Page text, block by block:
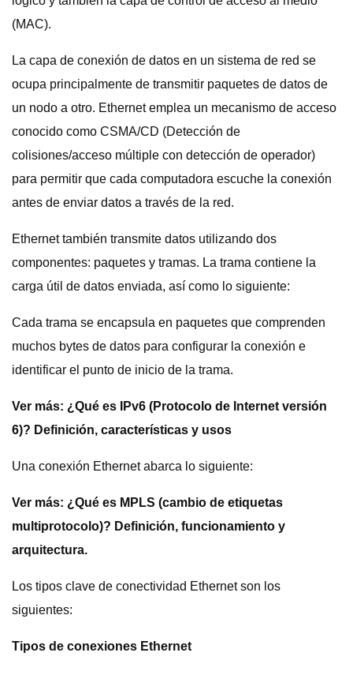
(MAC).
La capa de conexión de datos en un sistema de red se
ocupa principalmente de transmitir paquetes de datos de
un nodo a otro. Ethernet emplea un mecanismo de acceso
conocido como CSMA/CD (Detección de
colisiones/acceso múltiple con detección de operador)
para permitir que cada computadora escuche la conexión
antes de enviar datos a través de la red.
Ethernet también transmite datos utilizando dos
componentes: paquetes y tramas. La trama contiene la
carga útil de datos enviada, así como lo siguiente:
Cada trama se encapsula en paquetes que comprenden
muchos bytes de datos para configurar la conexión e
identificar el punto de inicio de la trama.
Ver más: ¿Qué es IPv6 (Protocolo de Internet versión
6)? Definición, características y usos
Una conexión Ethernet abarca lo siguiente:
Ver más: ¿Qué es MPLS (cambio de etiquetas
multiprotocolo)? Definición, funcionamiento y
arquitectura.
Los tipos clave de conectividad Ethernet son los
siguientes:
Tipos de conexiones Ethernet